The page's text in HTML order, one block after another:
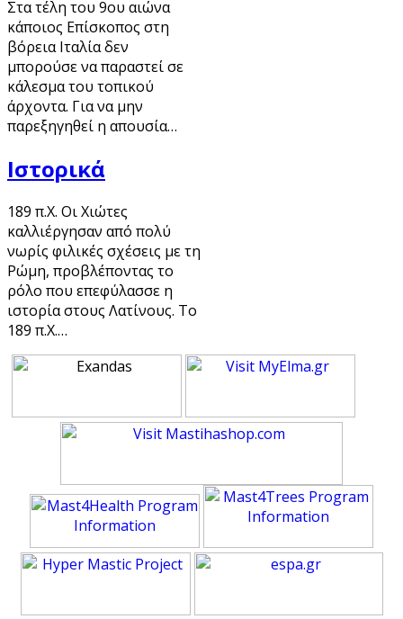
Στα τέλη του 9ου αιώνα
κάποιος Επίσκοπος στη
βόρεια Ιταλία δεν
μπορούσε να παραστεί σε
κάλεσμα του τοπικού
άρχοντα. Για να μην
παρεξηγηθεί η απουσία…
Ιστορικά
189 π.Χ. Οι Χιώτες
καλλιέργησαν από πολύ
νωρίς φιλικές σχέσεις με τη
Ρώμη, προβλέποντας το
ρόλο που επεφύλασσε η
ιστορία στους Λατίνους. Το
189 π.Χ.…